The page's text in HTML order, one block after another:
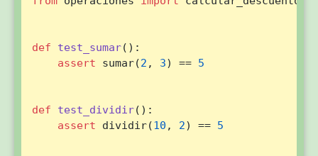
def test_sumar():
assert sumar(2 , 3) == 5
def test_dividir():
assert dividir(10 , 2) == 5